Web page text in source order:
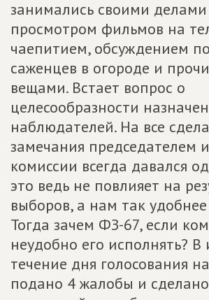
занимались своими делами
просмотром фильмов на
чаепитием, обсуждением
саженцев в огороде и
вещами. Встает вопрос о
целесообразности
наблюдателей. На все
замечания председателем
комиссии всегда давался
это ведь не повлияет на
выборов, а нам так удобнее
Тогда зачем ФЗ-67, если
неудобно его исполнять? В
течение дня голосования
подано 4 жалобы и